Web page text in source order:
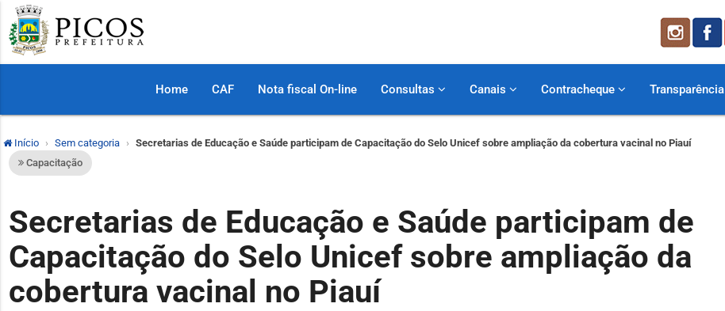
Home CAF Nota fiscal On-line Consultas Canais Contracheque Transparência
Início Sem categoria
Secretarias de Educação e Saúde participam de Capacitação do Selo Unicef sobre ampliação da cobertura vacinal no Piauí
Capacitação
Secretarias de Educação e Saúde participam de
Capacitação do Selo Unicef sobre ampliação da
cobertura vacinal no Piauí